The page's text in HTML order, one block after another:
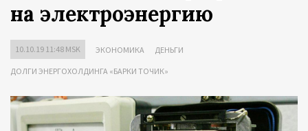
на электроэнергию
10.10.19 11:48 MSK ЭКОНОМИКА ДЕНЬГИ
ДОЛГИ ЭНЕРГОХОЛДИНГА «БАРКИ ТОЧИК»